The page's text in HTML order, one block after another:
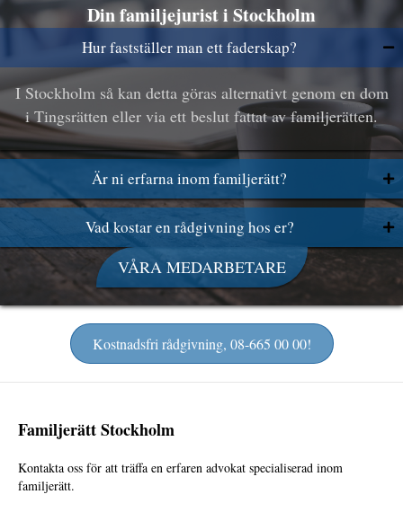
Din familjejurist i Stockholm
Hur fastställer man ett faderskap?
I Stockholm så kan detta göras alternativt genom en dom
i Tingsrätten eller via ett beslut fattat av familjerätten.
Är ni erfarna inom familjerätt?
Vad kostar en rådgivning hos er?
VÅRA MEDARBETARE
Kostnadsfri rådgivning, 08-665 00 00!
Familjerätt Stockholm
Kontakta oss för att träffa en erfaren advokat specialiserad inom
familjerätt.